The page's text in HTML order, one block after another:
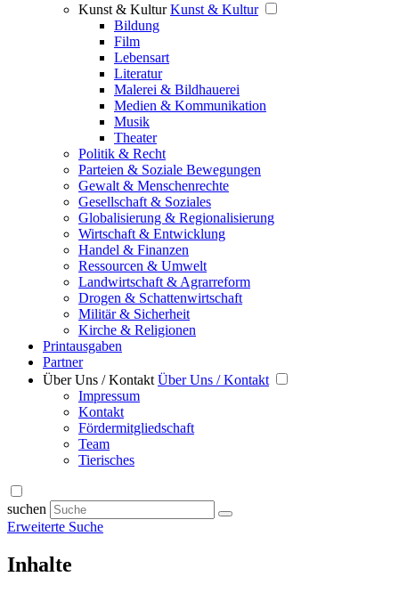
Kunst & Kultur Kunst & Kultur
Bildung
Film
Lebensart
Literatur
Malerei & Bildhauerei
Medien & Kommunikation
Musik
Theater
Politik & Recht
Parteien & Soziale Bewegungen
Gewalt & Menschenrechte
Gesellschaft & Soziales
Globalisierung & Regionalisierung
Wirtschaft & Entwicklung
Handel & Finanzen
Ressourcen & Umwelt
Landwirtschaft & Agrarreform
Drogen & Schattenwirtschaft
Militär & Sicherheit
Kirche & Religionen
Printausgaben
Partner
Über Uns / Kontakt Über Uns / Kontakt
Impressum
Kontakt
Fördermitgliedschaft
Team
Tierisches
suchen
Erweiterte Suche
Inhalte